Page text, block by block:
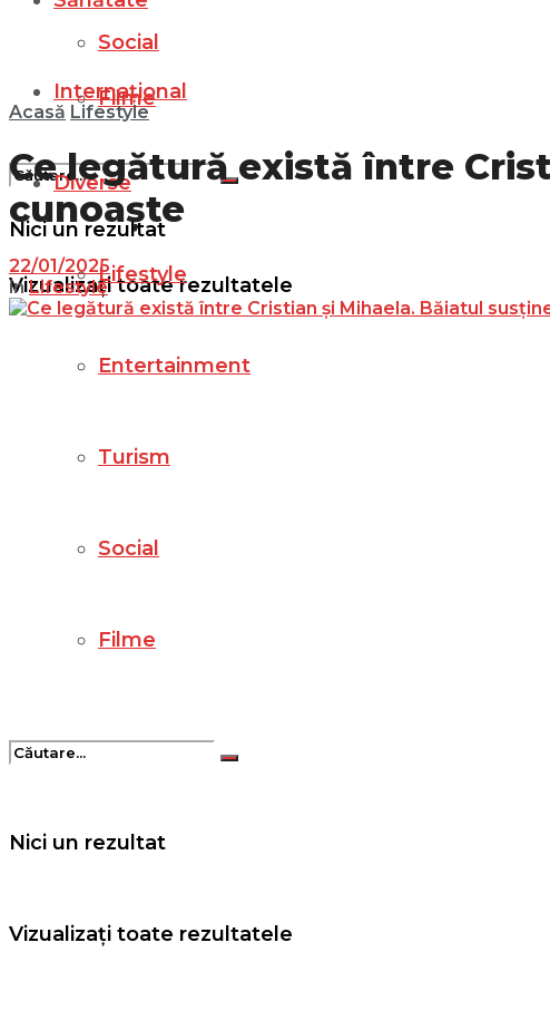
Social
Filme
Nici un rezultat
Vizualizați toate rezultatele
Internațional
Diverse
Lifestyle
Entertainment
Turism
Social
Filme
Nici un rezultat
Vizualizați toate rezultatele
Acasă Lifestyle
Ce legătură există între
cunoaște
22/01/2025
in Lifestyle